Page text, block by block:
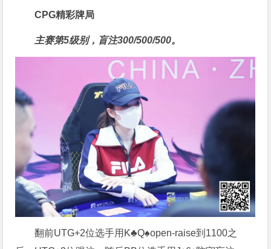
CPG精彩牌局
主赛第5级别，盲注300/500/500。
翻前UTG+2位选手用K♣Q♠open-raise到1100之